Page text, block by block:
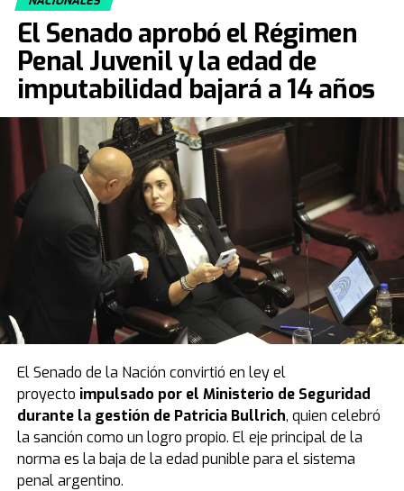
El Senado aprobó el Régimen
Penal Juvenil y la edad de
imputabilidad bajará a 14 años
El Senado de la Nación convirtió en ley el
proyecto impulsado por el Ministerio de Seguridad
durante la gestión de Patricia Bullrich, quien celebró
la sanción como un logro propio. El eje principal de la
norma es la baja de la edad punible para el sistema
penal argentino.